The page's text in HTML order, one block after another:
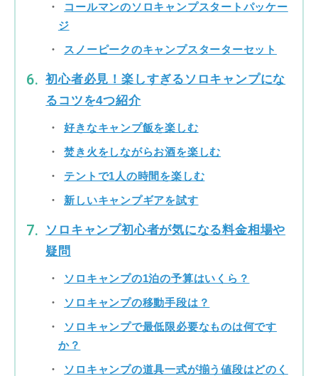
コールマンのソロキャンプスタートパッケー
ジ
スノーピークのキャンプスターターセット
初心者必見！楽しすぎるソロキャンプにな
るコツを4つ紹介
好きなキャンプ飯を楽しむ
焚き火をしながらお酒を楽しむ
テントで1人の時間を楽しむ
新しいキャンプギアを試す
ソロキャンプ初心者が気になる料金相場や
疑問
ソロキャンプの1泊の予算はいくら？
ソロキャンプの移動手段は？
ソロキャンプで最低限必要なものは何です
か？
ソロキャンプの道具一式が揃う値段はどのく